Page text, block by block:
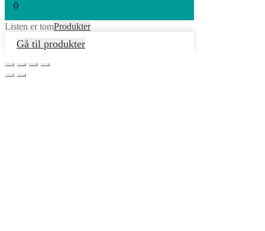
0
Listen er tomProdukter
Gå til produkter